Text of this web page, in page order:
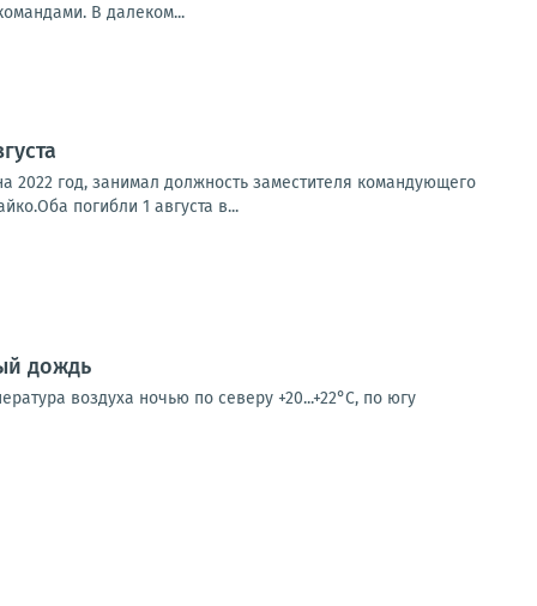
В далеком...
2022 год, занимал должность заместителя командующего
погибли 1 августа в...
дождь
воздуха ночью по северу +20...+22°С, по югу